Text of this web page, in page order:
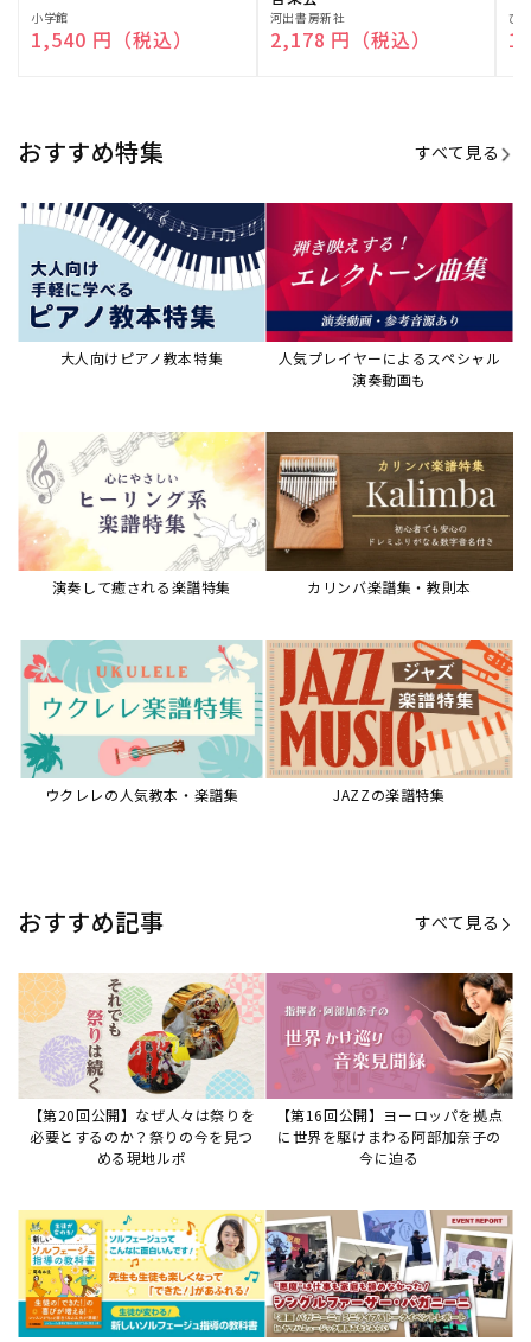
販
売
小学館
通常価格
1,540 円（税込）
販
売
河出書房新社
通常価格
2,178 円（税込）
販
売
ひ
おすすめ特集 すべて見る
大人向けピアノ教本特集
人気プレイヤーによるスペシャル
演奏動画も
演奏して癒される楽譜特集 カリンバ楽譜集・教則本
ウクレレの人気教本・楽譜集 JAZZの楽譜特集
おすすめ記事 すべて見る
【第20回公開】なぜ人々は祭りを
必要とするのか？祭りの今を見つ
める現地ルポ
【第16回公開】ヨーロッパを拠点
に世界を駆けまわる阿部加奈子の
今に迫る